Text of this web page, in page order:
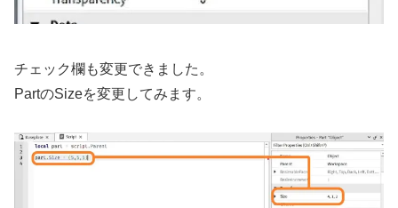
チェック欄も変更できました。
PartのSizeを変更してみます。